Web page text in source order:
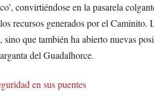
convirtiéndose en la pasarela
recursos generados por el Caminito.
que también ha abierto nuevas
del Guadalhorce.
en sus puentes